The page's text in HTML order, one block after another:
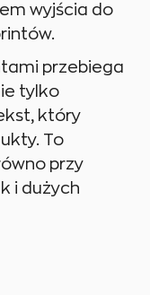
wyjścia do
przebiega
tylko
który
To
przy
i dużych